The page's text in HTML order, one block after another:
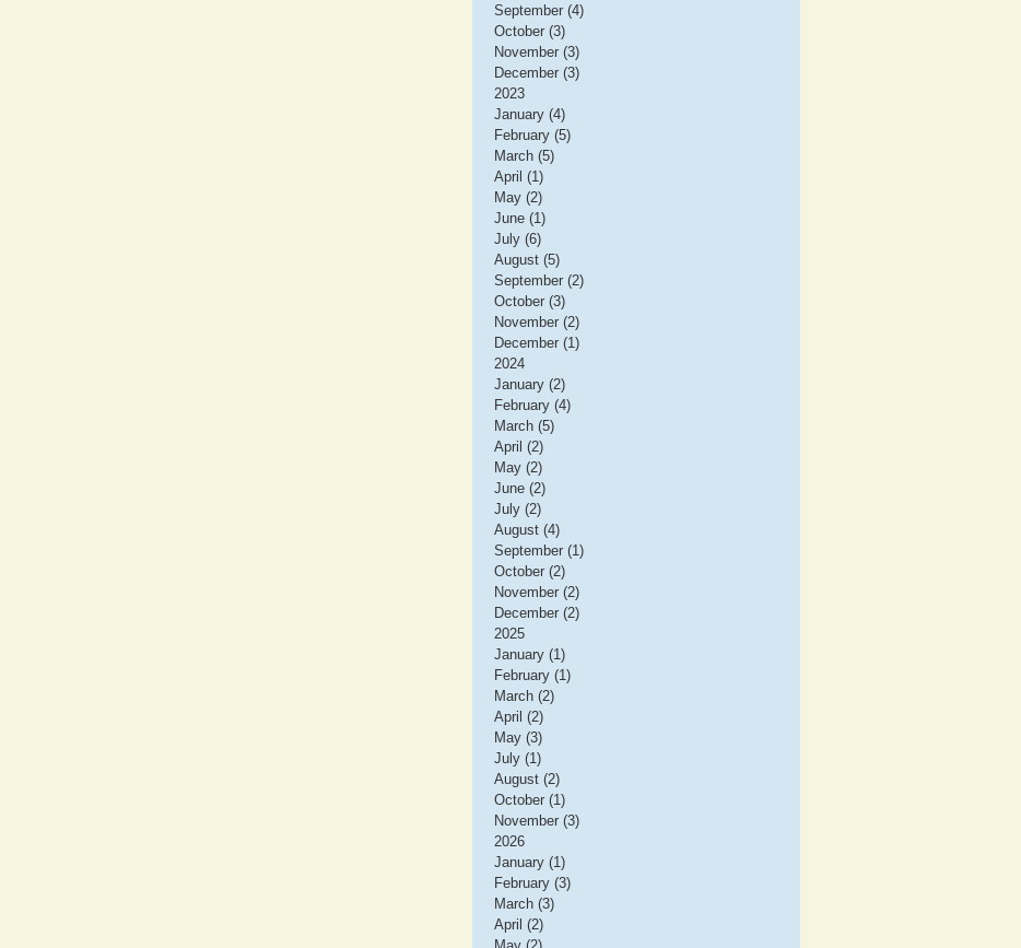
September (4)
October (3)
November (3)
December (3)
2023
January (4)
February (5)
March (5)
April (1)
May (2)
June (1)
July (6)
August (5)
September (2)
October (3)
November (2)
December (1)
2024
January (2)
February (4)
March (5)
April (2)
May (2)
June (2)
July (2)
August (4)
September (1)
October (2)
November (2)
December (2)
2025
January (1)
February (1)
March (2)
April (2)
May (3)
July (1)
August (2)
October (1)
November (3)
2026
January (1)
February (3)
March (3)
April (2)